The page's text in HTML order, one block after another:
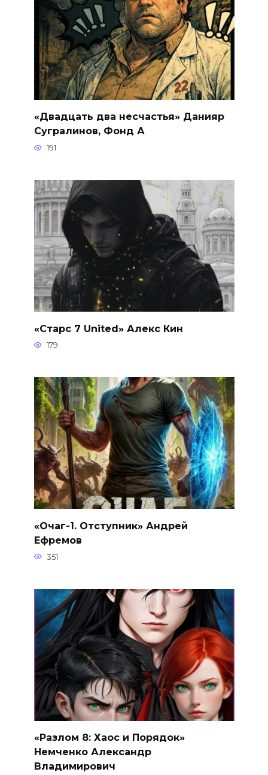
«Двадцать два несчастья» Данияр
Сугралинов, Фонд А
191
«Старс 7 United» Алекс Кин
179
«Очаг-1. Отступник» Андрей
Ефремов
351
«Разлом 8: Хаос и Порядок»
Немченко Александр
Владимирович